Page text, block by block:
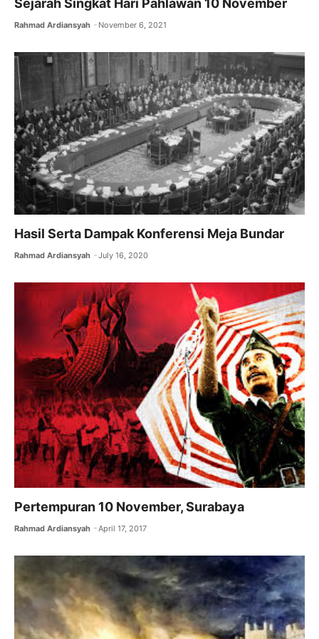
Sejarah Singkat Hari Pahlawan 10 November
Rahmad Ardiansyah November 6, 2021
Hasil Serta Dampak Konferensi Meja Bundar
Rahmad Ardiansyah July 16, 2020
Pertempuran 10 November, Surabaya
Rahmad Ardiansyah April 17, 2017